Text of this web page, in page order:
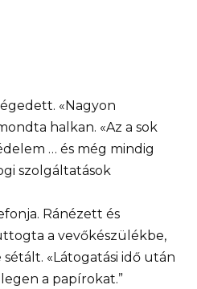
«Nagyon
halkan. «Az a sok
… és még mindig
szolgáltatások
Ránézett és
a vevőkészülékbe,
«Látogatási idő után
a papírokat.”